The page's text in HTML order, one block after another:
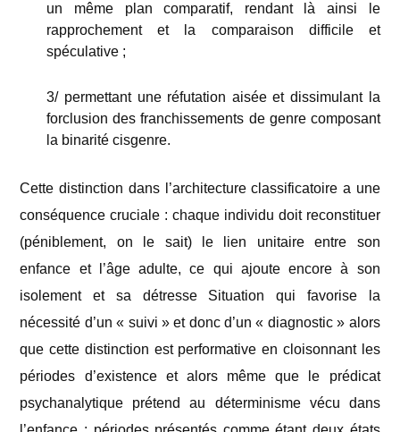
un même plan comparatif, rendant là ainsi le
rapprochement et la comparaison difficile et
spéculative ;
3/ permettant une réfutation aisée et dissimulant la
forclusion des franchissements de genre composant
la binarité cisgenre.
Cette distinction dans l’architecture classificatoire a une
conséquence cruciale : chaque individu doit reconstituer
(péniblement, on le sait) le lien unitaire entre son
enfance et l’âge adulte, ce qui ajoute encore à son
isolement et sa détresse Situation qui favorise la
nécessité d’un « suivi » et donc d’un « diagnostic » alors
que cette distinction est performative en cloisonnant les
périodes d’existence et alors même que le prédicat
psychanalytique prétend au déterminisme vécu dans